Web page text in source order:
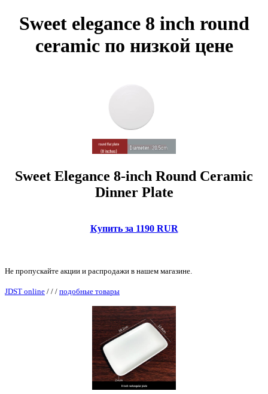
Sweet elegance 8 inch round
ceramic по низкой цене
Sweet Elegance 8-inch Round Ceramic
Dinner Plate
Купить за 1190 RUR
Не пропускайте акции и распродажи в нашем магазине.
JDST online / / / подобные товары